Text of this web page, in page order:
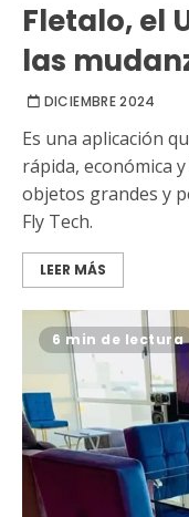
Fletalo, el
las
DICIEMBRE 2024
Es una aplicación
rápida, económica
objetos grandes y
Fly Tech.
LEER MÁS
6 min de lectura